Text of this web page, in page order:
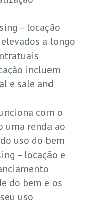
– locação
a longo
incluem
e sale and
com o
uma renda ao
uso do bem
– locação e
do bem e os
uso